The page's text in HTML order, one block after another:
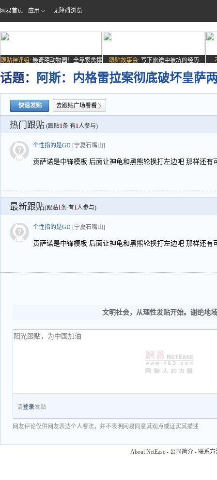
网易首页 应用 无障碍浏览
跟贴神评组: 最奇葩动物园！全靠家禽撑
场子
跟贴故事会: 写下旅途中被坑的经历
话题： 阿斯：内格雷拉案彻底破坏皇萨
快速发贴 去跟贴广场看看
热门跟贴 (跟贴1条 有1人参与)
个性指的是GD [宁夏石嘴山]
贡萨诺是中锋模板 后面让神龟和黑熊轮换打左边吧 那样还有
最新跟贴(跟贴1条 有1人参与)
个性指的是GD [宁夏石嘴山]
贡萨诺是中锋模板 后面让神龟和黑熊轮换打左边吧 那样还有
文明社会，从理性发贴开始。谢绝地
请登录发贴
网友评论仅供网友表达个人看法，并不表明网易同意其观点或证实其描述
About NetEase - 公司简介 - 联系方